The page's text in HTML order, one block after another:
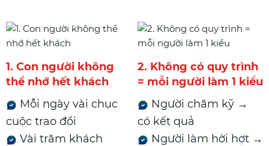
1. Con người không
thể nhớ hết khách
Mỗi ngày vài chục
cuộc trao đổi
Vài trăm khách
2. Không có quy trình
= mỗi người làm 1 kiểu
Người chăm kỹ →
có kết quả
Người làm hời hợt →